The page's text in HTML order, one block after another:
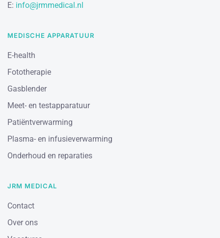
E: info@jrmmedical.nl
MEDISCHE APPARATUUR
E-health
Fototherapie
Gasblender
Meet- en testapparatuur
Patiëntverwarming
Plasma- en infusieverwarming
Onderhoud en reparaties
JRM MEDICAL
Contact
Over ons